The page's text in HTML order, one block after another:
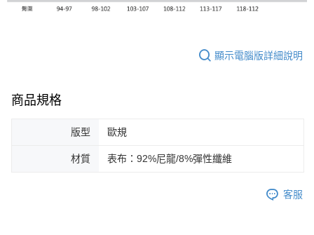
顯示電腦版詳細說明
商品規格
版型 歐規
材質 表布：92%尼龍/8%彈性纖維
客服